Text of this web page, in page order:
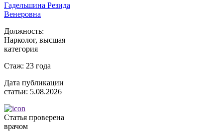
Гадельшина Резида
Венеровна
Должность:
Нарколог, высшая
категория
Стаж: 23 года
Дата публикации
статьи: 5.08.2026
Статья проверена
врачом